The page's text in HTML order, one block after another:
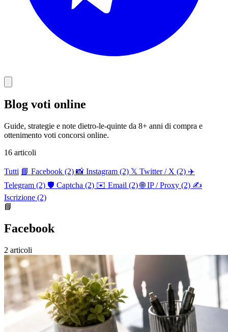
Blog voti online
Guide, strategie e note dietro-le-quinte da 8+ anni di compra e
ottenimento voti concorsi online.
16 articoli
Tutti 📘 Facebook (2) 📸 Instagram (2) 𝕏 Twitter / X (2) ✈️
Telegram (2) 🛡️ Captcha (2) ✉️ Email (2) 🌐 IP / Proxy (2) ✍️
Iscrizione (2)
📘
Facebook
2 articoli